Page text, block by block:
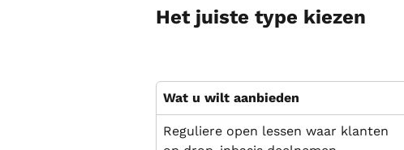
Het juiste type kiezen
Wat u wilt aanbieden
Reguliere open lessen waar klanten